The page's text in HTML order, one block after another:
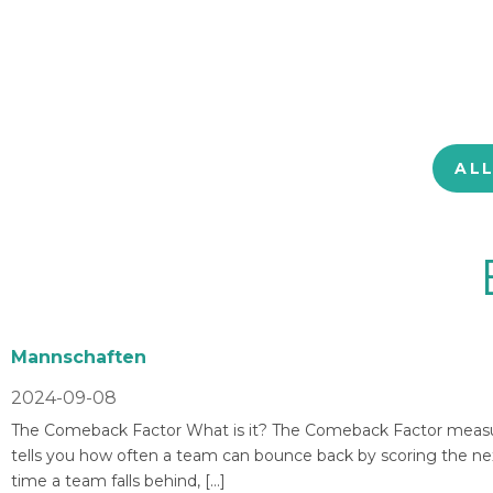
Mannschaften
2024-09-08
The Comeback Factor What is it? The Comeback Factor
tells you how often a team can bounce back by scoring the
time a team falls behind, […]